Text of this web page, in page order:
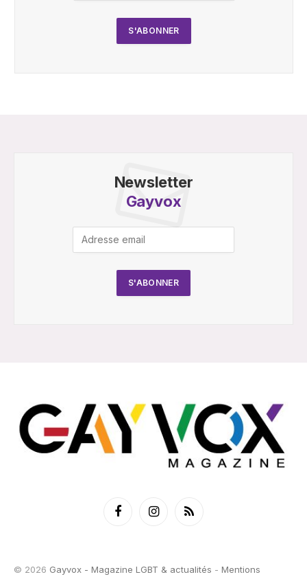
Newsletter
Gayvox
FacebookInstagramRSS
© 2026 Gayvox - Magazine LGBT & actualités - Mentions